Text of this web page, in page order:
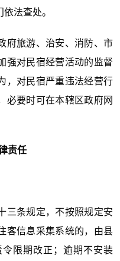
法查处。
旅游、治安、消防、市
强对民宿经营活动的监督
，对民宿严重违法经营行
必要时可在本辖区政府网
责任
条规定，不按照规定安
客信息采集系统的，由县
限期改正；逾期不安装